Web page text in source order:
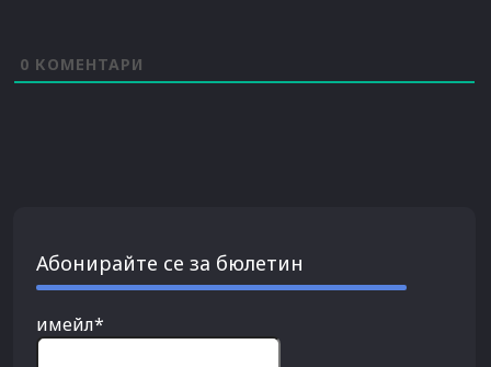
0 КОМЕНТАРИ
Абонирайте се за бюлетин
имейл*